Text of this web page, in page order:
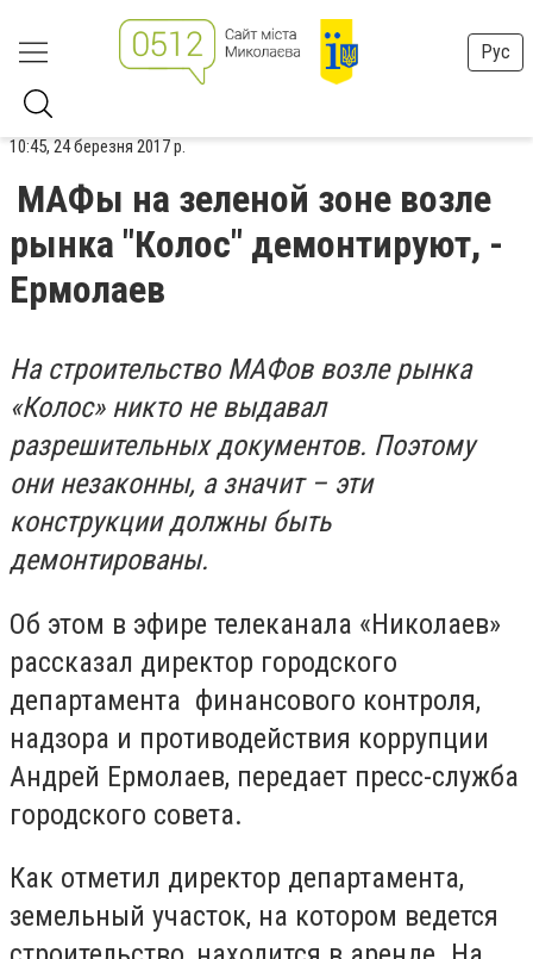
Рус
10:45, 24 березня 2017 р.
МАФы на зеленой зоне возле
рынка "Колос" демонтируют, -
Ермолаев
На строительство МАФов возле рынка
«Колос» никто не выдавал
разрешительных документов. Поэтому
они незаконны, а значит – эти
конструкции должны быть
демонтированы.
Об этом в эфире телеканала «Николаев»
рассказал директор городского
департамента финансового контроля,
надзора и противодействия коррупции
Андрей Ермолаев, передает пресс-служба
городского совета.
Как отметил директор департамента,
земельный участок, на котором ведется